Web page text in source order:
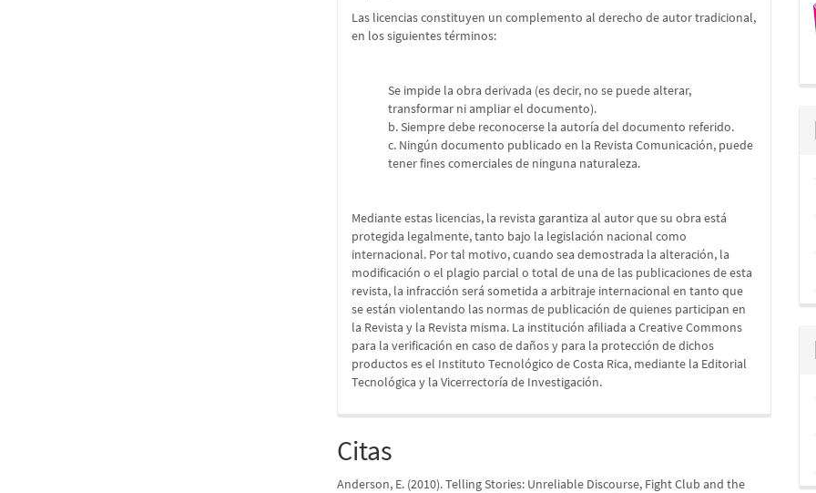
Las licencias constituyen un complemento al derecho de autor tradicional,
en los siguientes términos:
Se impide la obra derivada (es decir, no se puede alterar,
transformar ni ampliar el documento).
b. Siempre debe reconocerse la autoría del documento referido.
c. Ningún documento publicado en la Revista Comunicación, puede
tener fines comerciales de ninguna naturaleza.
Mediante estas licencias, la revista garantiza al autor que su obra está
protegida legalmente, tanto bajo la legislación nacional como
internacional. Por tal motivo, cuando sea demostrada la alteración, la
modificación o el plagio parcial o total de una de las publicaciones de esta
revista, la infracción será sometida a arbitraje internacional en tanto que
se están violentando las normas de publicación de quienes participan en
la Revista y la Revista misma. La institución afiliada a Creative Commons
para la verificación en caso de daños y para la protección de dichos
productos es el Instituto Tecnológico de Costa Rica, mediante la Editorial
Tecnológica y la Vicerrectoría de Investigación.
Citas
Anderson, E. (2010). Telling Stories: Unreliable Discourse, Fight Club and the